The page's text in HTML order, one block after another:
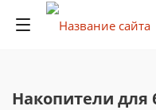
Накопители для